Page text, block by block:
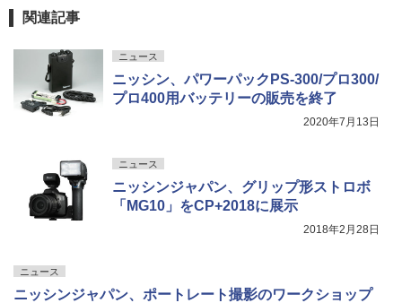
関連記事
ニュース
ニッシン、パワーパックPS-300/プロ300/
プロ400用バッテリーの販売を終了
2020年7月13日
ニュース
ニッシンジャパン、グリップ形ストロボ
「MG10」をCP+2018に展示
2018年2月28日
ニュース
ニッシンジャパン、ポートレート撮影のワークショップ